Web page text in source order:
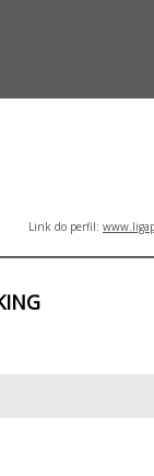
Link do perfil: